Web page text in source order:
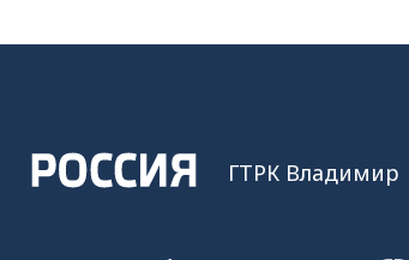
ГТРК Владимир